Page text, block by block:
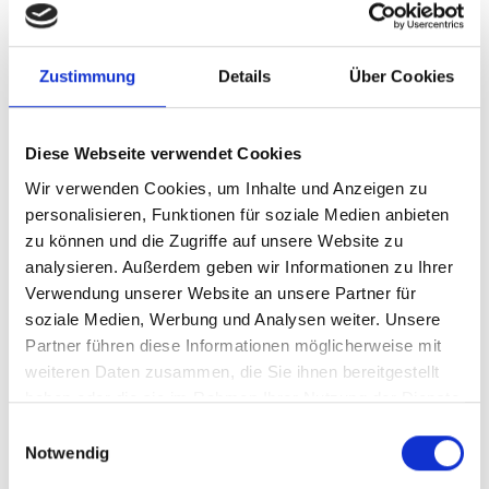
Zustimmung Details Über Cookies
Diese Webseite verwendet Cookies
Wir verwenden Cookies, um Inhalte und Anzeigen zu
personalisieren, Funktionen für soziale Medien anbieten
zu können und die Zugriffe auf unsere Website zu
analysieren. Außerdem geben wir Informationen zu Ihrer
Verwendung unserer Website an unsere Partner für
soziale Medien, Werbung und Analysen weiter. Unsere
Partner führen diese Informationen möglicherweise mit
weiteren Daten zusammen, die Sie ihnen bereitgestellt
haben oder die sie im Rahmen Ihrer Nutzung der Dienste
Notwendig
Blechvorrichtung
Was bedeutet Dämmung?